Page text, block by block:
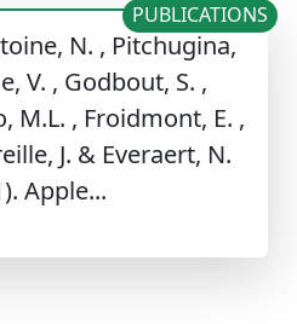
N. , Pitchugina,
V. , Godbout, S. ,
M.L. , Froidmont, E. ,
J. & Everaert, N.
Apple...
PUBLICATIONS